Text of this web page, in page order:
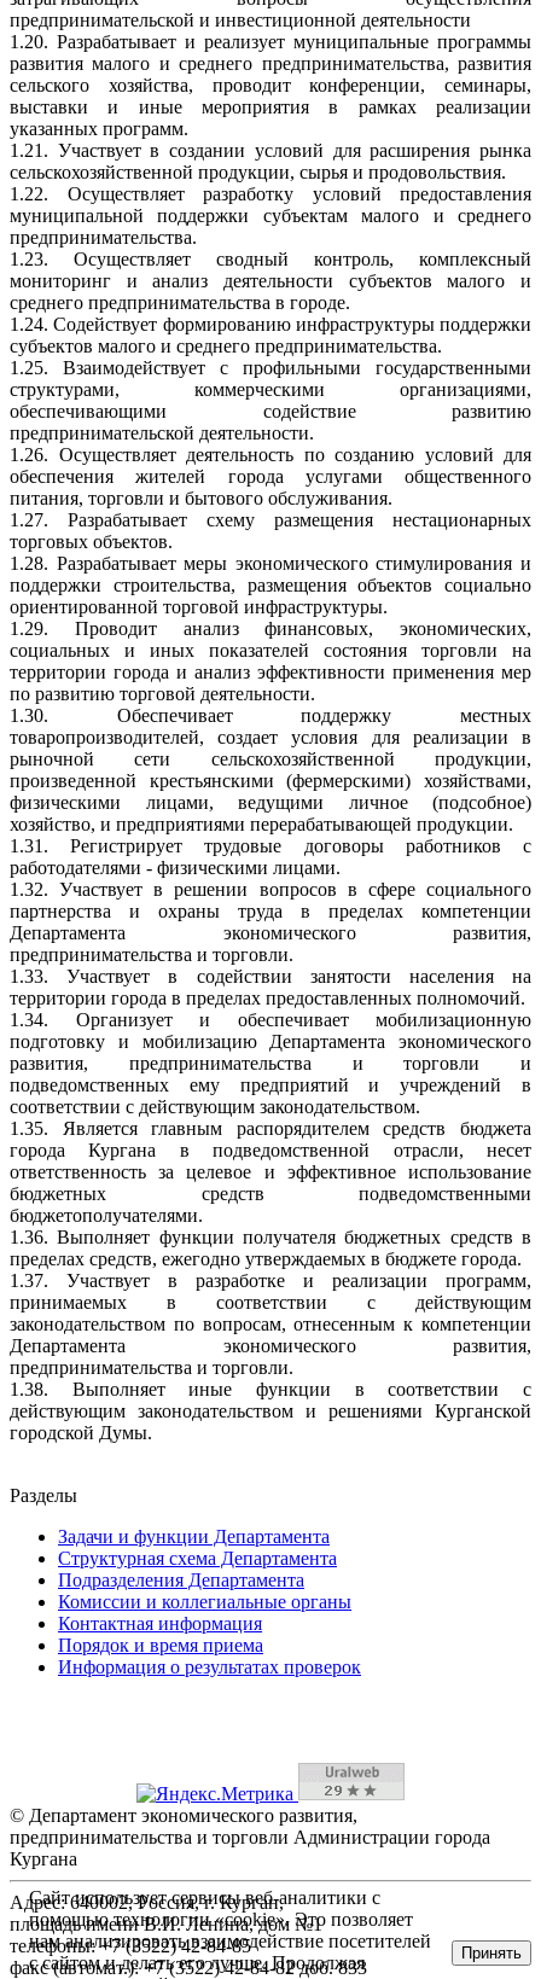
предпринимательской и инвестиционной деятельности
1.20. Разрабатывает и реализует муниципальные программы
развития малого и среднего предпринимательства, развития
сельского хозяйства, проводит конференции, семинары,
выставки и иные мероприятия в рамках реализации
указанных программ.
1.21. Участвует в создании условий для расширения рынка
сельскохозяйственной продукции, сырья и продовольствия.
1.22. Осуществляет разработку условий предоставления
муниципальной поддержки субъектам малого и среднего
предпринимательства.
1.23. Осуществляет сводный контроль, комплексный
мониторинг и анализ деятельности субъектов малого и
среднего предпринимательства в городе.
1.24. Содействует формированию инфраструктуры поддержки
субъектов малого и среднего предпринимательства.
1.25. Взаимодействует с профильными государственными
структурами, коммерческими организациями,
обеспечивающими содействие развитию
предпринимательской деятельности.
1.26. Осуществляет деятельность по созданию условий для
обеспечения жителей города услугами общественного
питания, торговли и бытового обслуживания.
1.27. Разрабатывает схему размещения нестационарных
торговых объектов.
1.28. Разрабатывает меры экономического стимулирования и
поддержки строительства, размещения объектов социально
ориентированной торговой инфраструктуры.
1.29. Проводит анализ финансовых, экономических,
социальных и иных показателей состояния торговли на
территории города и анализ эффективности применения мер
по развитию торговой деятельности.
1.30. Обеспечивает поддержку местных
товаропроизводителей, создает условия для реализации в
рыночной сети сельскохозяйственной продукции,
произведенной крестьянскими (фермерскими) хозяйствами,
физическими лицами, ведущими личное (подсобное)
хозяйство, и предприятиями перерабатывающей продукции.
1.31. Регистрирует трудовые договоры работников с
работодателями - физическими лицами.
1.32. Участвует в решении вопросов в сфере социального
партнерства и охраны труда в пределах компетенции
Департамента экономического развития,
предпринимательства и торговли.
1.33. Участвует в содействии занятости населения на
территории города в пределах предоставленных полномочий.
1.34. Организует и обеспечивает мобилизационную
подготовку и мобилизацию Департамента экономического
развития, предпринимательства и торговли и
подведомственных ему предприятий и учреждений в
соответствии с действующим законодательством.
1.35. Является главным распорядителем средств бюджета
города Кургана в подведомственной отрасли, несет
ответственность за целевое и эффективное использование
бюджетных средств подведомственными
бюджетополучателями.
1.36. Выполняет функции получателя бюджетных средств в
пределах средств, ежегодно утверждаемых в бюджете города.
1.37. Участвует в разработке и реализации программ,
принимаемых в соответствии с действующим
законодательством по вопросам, отнесенным к компетенции
Департамента экономического развития,
предпринимательства и торговли.
1.38. Выполняет иные функции в соответствии с
действующим законодательством и решениями Курганской
городской Думы.
Разделы
Задачи и функции Департамента
Структурная схема Департамента
Подразделения Департамента
Комиссии и коллегиальные органы
Контактная информация
Порядок и время приема
Информация о результатах проверок
© Департамент экономического развития,
предпринимательства и торговли Администрации города
Кургана
Адрес: 640002, Россия, г. Курган,
площадь имени В.И. Ленина, дом №1
телефоны: +7 (3522) 42-84-85
факс (автомат.): +7 (3522) 42-84-82 доб. 833
Сайт использует сервисы веб-аналитики с
помощью технологии «cookie». Это позволяет
нам анализировать взаимодействие посетителей
с сайтом и делать его лучше. Продолжая
Принять